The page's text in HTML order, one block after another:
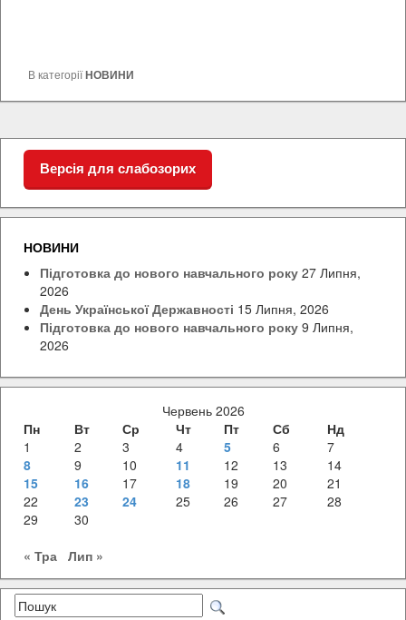
В категоріїНОВИНИ
Версія для слабозорих
НОВИНИ
Підготовка до нового навчального року 27 Липня,
2026
День Української Державності 15 Липня, 2026
Підготовка до нового навчального року 9 Липня,
2026
Червень 2026
Пн
Вт Ср Чт Пт Сб
Нд
1
2 3 4 5 6
7
8
9 10 11 12 13
14
15
16 17 18 19 20
21
22
23 24 25 26 27
28
29
30
« Тра Лип »